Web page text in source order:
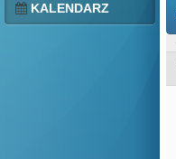
KALENDARZ